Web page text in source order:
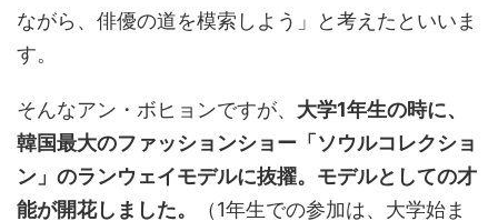
ながら、俳優の道を模索しよう」と考えたといいま
す。
そんなアン・ボヒョンですが、 大学1年生の時に、
韓国最大のファッションショー「ソウルコレクショ
ン」のランウェイモデルに抜擢。モデルとしての才
能が開花しました。
（1年生での参加は、大学始ま